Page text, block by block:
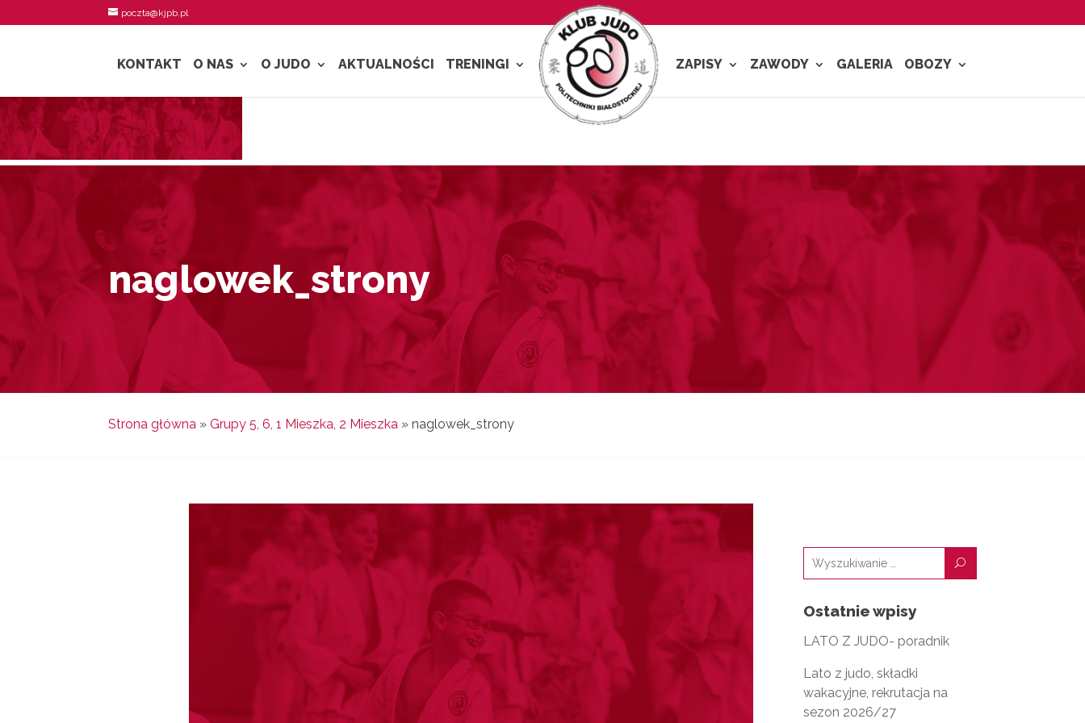
poczta@kjpb.pl
KONTAKT O NAS O JUDO AKTUALNOŚCI TRENINGI ZAPISY ZAWODY GALERIA OBOZY
naglowek_strony
Strona główna »Grupy 5, 6, 1 Mieszka, 2 Mieszka »naglowek_strony
U
Ostatnie wpisy
LATO Z JUDO- poradnik
Lato z judo, składki
wakacyjne, rekrutacja na
sezon 2026/27